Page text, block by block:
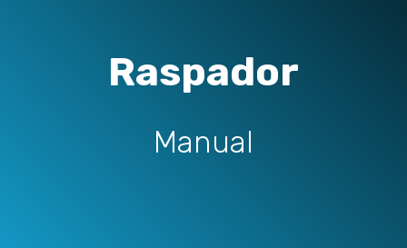
Raspador
Manual